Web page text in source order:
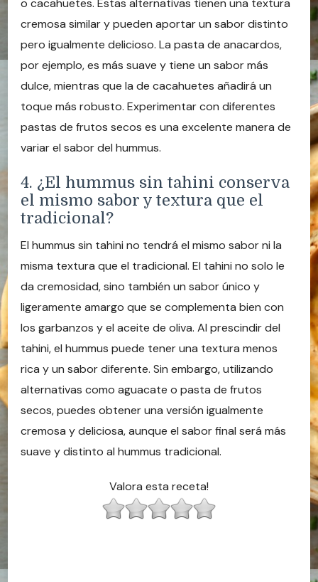
o cacahuetes. Estas alternativas tienen una textura
cremosa similar y pueden aportar un sabor distinto
pero igualmente delicioso. La pasta de anacardos,
por ejemplo, es más suave y tiene un sabor más
dulce, mientras que la de cacahuetes añadirá un
toque más robusto. Experimentar con diferentes
pastas de frutos secos es una excelente manera de
variar el sabor del hummus.
4. ¿El hummus sin tahini conserva
el mismo sabor y textura que el
tradicional?
El hummus sin tahini no tendrá el mismo sabor ni la
misma textura que el tradicional. El tahini no solo le
da cremosidad, sino también un sabor único y
ligeramente amargo que se complementa bien con
los garbanzos y el aceite de oliva. Al prescindir del
tahini, el hummus puede tener una textura menos
rica y un sabor diferente. Sin embargo, utilizando
alternativas como aguacate o pasta de frutos
secos, puedes obtener una versión igualmente
cremosa y deliciosa, aunque el sabor final será más
suave y distinto al hummus tradicional.
Valora esta receta!